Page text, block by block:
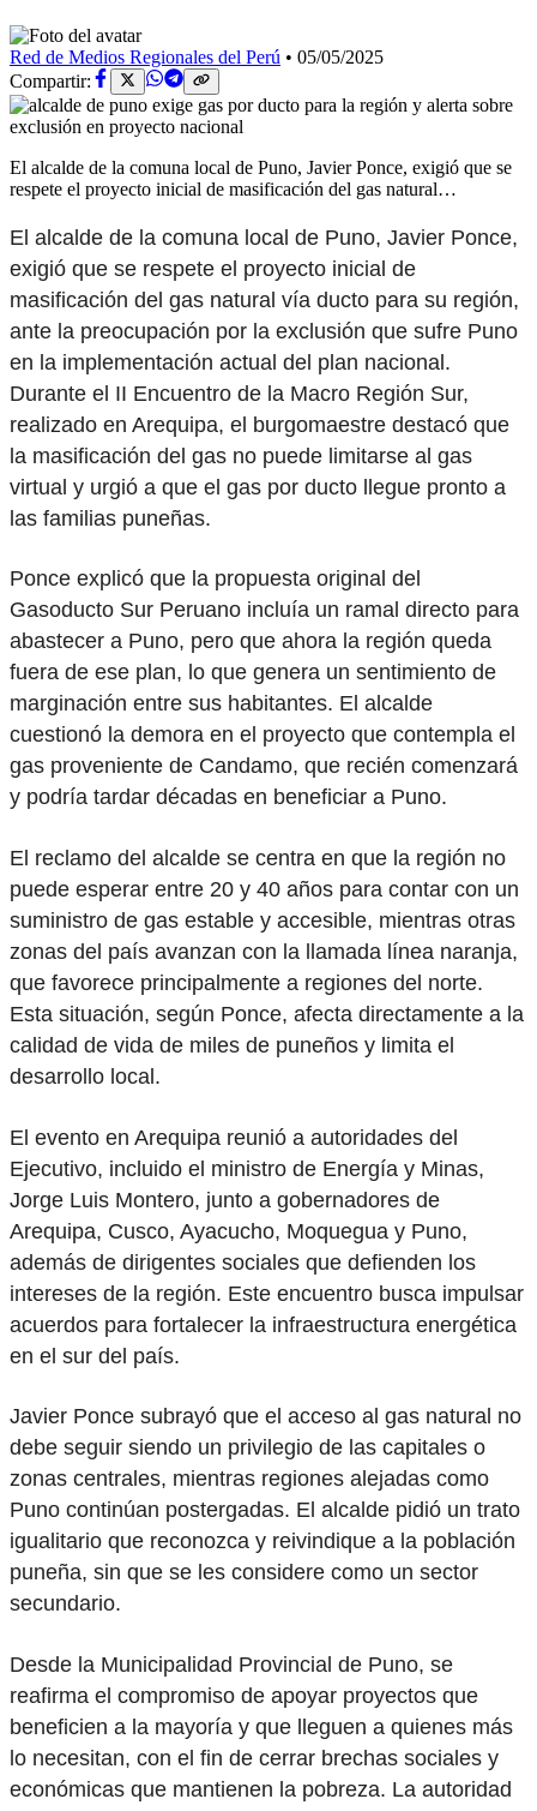
Red de Medios Regionales del Perú • 05/05/2025
Compartir:
El alcalde de la comuna local de Puno, Javier Ponce, exigió que se
respete el proyecto inicial de masificación del gas natural…
El alcalde de la comuna local de Puno, Javier Ponce,
exigió que se respete el proyecto inicial de
masificación del gas natural vía ducto para su región,
ante la preocupación por la exclusión que sufre Puno
en la implementación actual del plan nacional.
Durante el II Encuentro de la Macro Región Sur,
realizado en Arequipa, el burgomaestre destacó que
la masificación del gas no puede limitarse al gas
virtual y urgió a que el gas por ducto llegue pronto a
las familias puneñas.
Ponce explicó que la propuesta original del
Gasoducto Sur Peruano incluía un ramal directo para
abastecer a Puno, pero que ahora la región queda
fuera de ese plan, lo que genera un sentimiento de
marginación entre sus habitantes. El alcalde
cuestionó la demora en el proyecto que contempla el
gas proveniente de Candamo, que recién comenzará
y podría tardar décadas en beneficiar a Puno.
El reclamo del alcalde se centra en que la región no
puede esperar entre 20 y 40 años para contar con un
suministro de gas estable y accesible, mientras otras
zonas del país avanzan con la llamada línea naranja,
que favorece principalmente a regiones del norte.
Esta situación, según Ponce, afecta directamente a la
calidad de vida de miles de puneños y limita el
desarrollo local.
El evento en Arequipa reunió a autoridades del
Ejecutivo, incluido el ministro de Energía y Minas,
Jorge Luis Montero, junto a gobernadores de
Arequipa, Cusco, Ayacucho, Moquegua y Puno,
además de dirigentes sociales que defienden los
intereses de la región. Este encuentro busca impulsar
acuerdos para fortalecer la infraestructura energética
en el sur del país.
Javier Ponce subrayó que el acceso al gas natural no
debe seguir siendo un privilegio de las capitales o
zonas centrales, mientras regiones alejadas como
Puno continúan postergadas. El alcalde pidió un trato
igualitario que reconozca y reivindique a la población
puneña, sin que se les considere como un sector
secundario.
Desde la Municipalidad Provincial de Puno, se
reafirma el compromiso de apoyar proyectos que
beneficien a la mayoría y que lleguen a quienes más
lo necesitan, con el fin de cerrar brechas sociales y
económicas que mantienen la pobreza. La autoridad